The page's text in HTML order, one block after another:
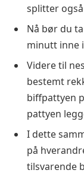
splitter
Nå bør du
minutt inne
Videre til
bestemt
biffpattyen
pattyen
I dette
på
tilsvarende